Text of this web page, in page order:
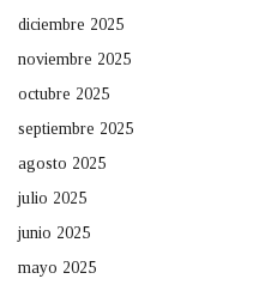
diciembre 2025
noviembre 2025
octubre 2025
septiembre 2025
agosto 2025
julio 2025
junio 2025
mayo 2025